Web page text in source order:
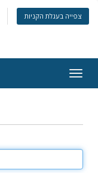
צפייה בעגלת הקניות